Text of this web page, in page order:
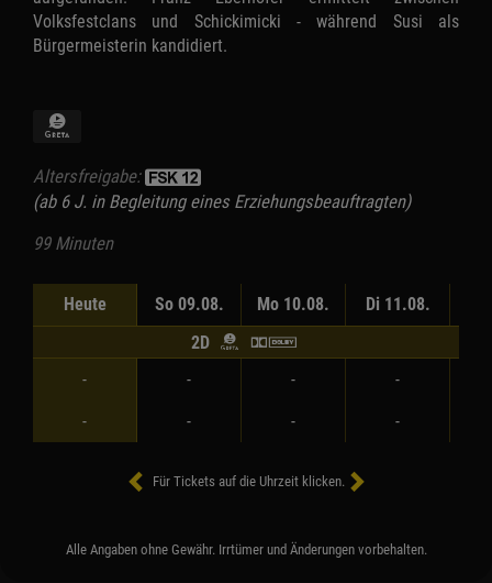
Volksfestclans und Schickimicki - während Susi als
Bürgermeisterin kandidiert.
Altersfreigabe:
(ab 6 J. in Begleitung eines Erziehungsbeauftragten)
99 Minuten
Heute So 09.08. Mo 10.08. Di 11.08.
- - - -
-
- - -
2D
Für Tickets auf die Uhrzeit klicken.
Alle Angaben ohne Gewähr. Irrtümer und Änderungen vorbehalten.